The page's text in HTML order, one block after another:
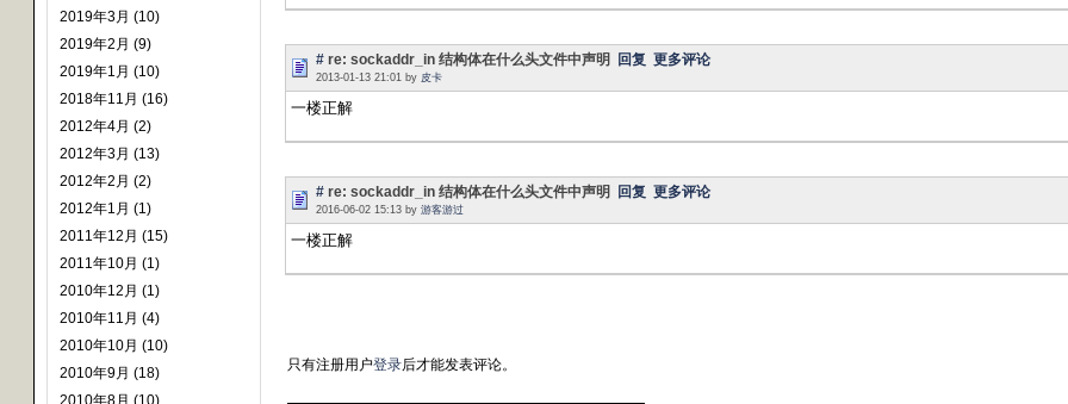
2019年3月 (10)
2019年2月 (9)
2019年1月 (10)
2018年11月 (16)
2012年4月 (2)
2012年3月 (13)
2012年2月 (2)
2012年1月 (1)
2011年12月 (15)
2011年10月 (1)
2010年12月 (1)
2010年11月 (4)
2010年10月 (10)
2010年9月 (18)
2010年8月 (10)
# re: sockaddr_in 结构体在什么头文件中声明 回复 更多评论
2013-01-13 21:01 by 皮卡
一楼正解
# re: sockaddr_in 结构体在什么头文件中声明 回复 更多评论
2016-06-02 15:13 by 游客游过
一楼正解
只有注册用户登录后才能发表评论。